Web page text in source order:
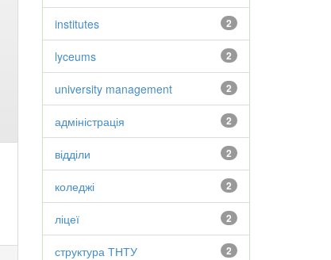
2
institutes
2
lyceums
2
university management
2
адміністрація
2
відділи
2
коледжі
2
ліцеї
2
структура ТНТУ